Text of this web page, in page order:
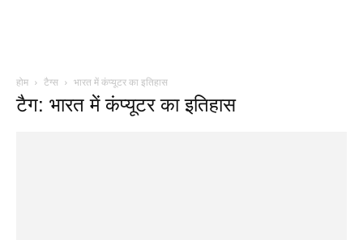
होम टैग्स भारत में कंप्यूटर का इतिहास
टैग: भारत में कंप्यूटर का इतिहास